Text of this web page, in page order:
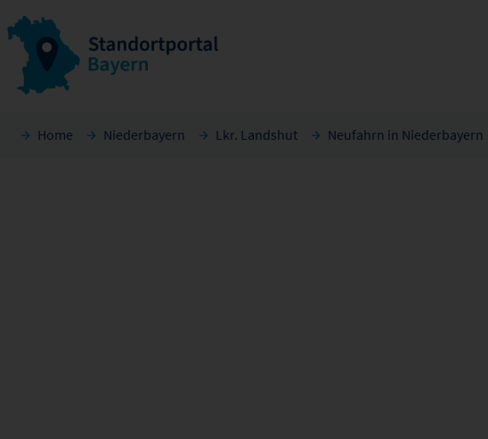
Home Niederbayern Lkr. Landshut Neufahrn in Niederbayern